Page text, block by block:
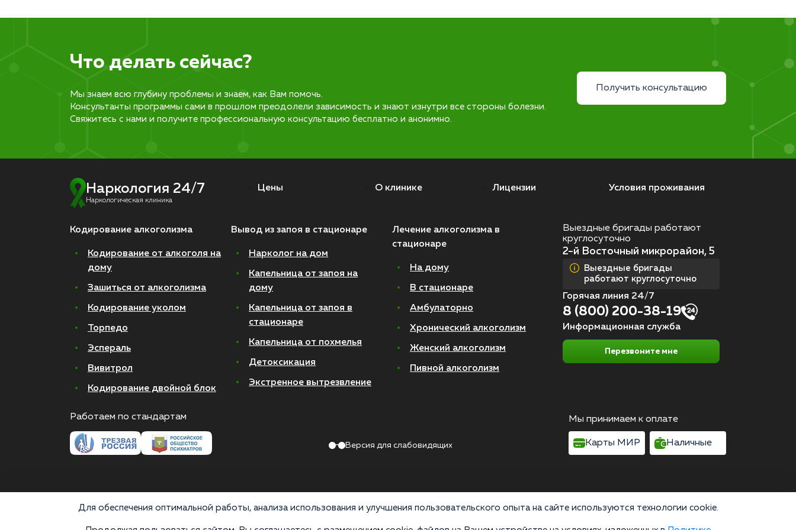
Что делать сейчас?
Мы знаем всю глубину проблемы и знаем, как Вам помочь.
Консультанты программы сами в прошлом преодолели зависимость и знают изнутри все стороны болезни.
Свяжитесь с нами и получите профессиональную консультацию бесплатно и анонимно.
Получить консультацию
Наркология 24/7
Наркологическая клиника
Цены О клинике Лицензии Условия проживания
Кодирование алкоголизма
Кодирование от алкоголя на
дому
Зашиться от алкоголизма
Кодирование уколом
Торпедо
Эспераль
Вивитрол
Кодирование двойной блок
Вывод из запоя в стационаре
Нарколог на дом
Капельница от запоя на
дому
Капельница от запоя в
стационаре
Капельница от похмелья
Детоксикация
Экстренное вытрезвление
Лечение алкоголизма в
стационаре
На дому
В стационаре
Амбулаторно
Хронический алкоголизм
Женский алкоголизм
Пивной алкоголизм
Выездные бригады работают
круглосуточно
2-й Восточный микрорайон, 5
Выездные бригады
работают круглосуточно
Горячая линия 24/7
8 (800) 200-38-19
Информационная служба
Перезвоните мне
Работаем по стандартам
Версия для слабовидящих
Мы принимаем к оплате
Карты МИР Наличные
Для обеспечения оптимальной работы, анализа использования и улучшения пользовательского опыта на сайте используются технологии cookie.